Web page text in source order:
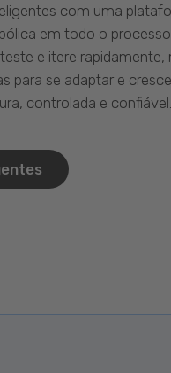
com uma
em todo o
e itere rapidamente,
para se adaptar e
controlada e confiável.